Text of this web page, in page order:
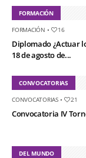
FORMACIÓN
FORMACIÓN • 16
Diplomado ¿Actuar
18 de agosto de...
CONVOCATORIAS
CONVOCATORIAS• 21
Convocatoria IV
DEL MUNDO